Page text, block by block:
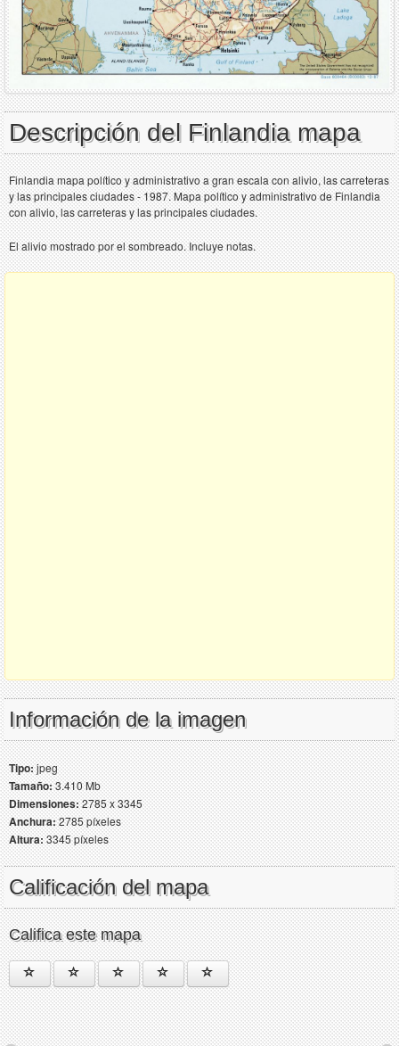
Descripción del Finlandia mapa
Finlandia mapa político y administrativo a gran escala con alivio, las carreteras
y las principales ciudades - 1987. Mapa político y administrativo de Finlandia
con alivio, las carreteras y las principales ciudades.
El alivio mostrado por el sombreado. Incluye notas.
Información de la imagen
Tipo:jpeg
Tamaño:3.410 Mb
Dimensiones:2785 x 3345
Anchura:2785 píxeles
Altura:3345 píxeles
Calificación del mapa
Califica este mapa